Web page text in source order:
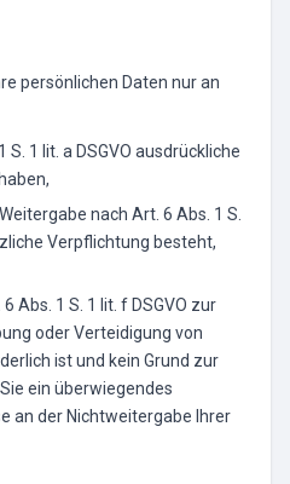
persönlichen Daten nur an
S. 1 lit. a DSGVO ausdrückliche
nach Art. 6 Abs. 1 S.
Verpflichtung besteht,
Abs. 1 S. 1 lit. f DSGVO zur
oder Verteidigung von
ist und kein Grund zur
ein überwiegendes
an der Nichtweitergabe Ihrer